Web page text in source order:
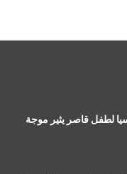
لطفل قاصر يثير موجة